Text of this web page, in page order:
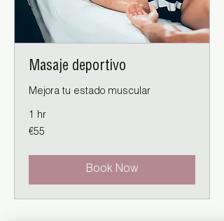
Masaje deportivo
Mejora tu estado muscular
1 hr
55
euros
€55
Book Now